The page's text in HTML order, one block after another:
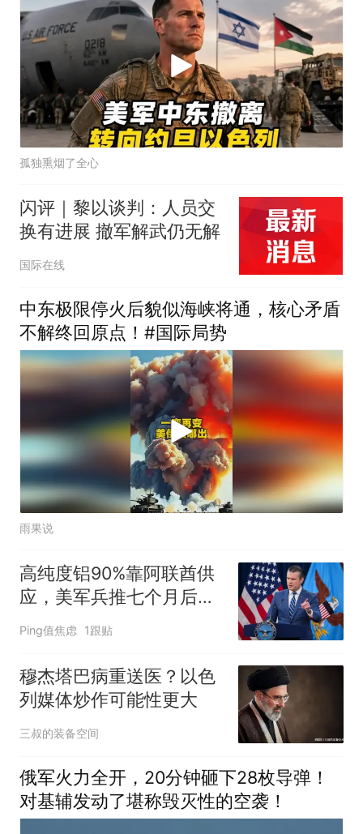
孤独熏烟了全心
闪评｜黎以谈判：人员交
换有进展 撤军解武仍无解
国际在线
中东极限停火后貌似海峡将通，核心矛盾
不解终回原点！#国际局势
雨果说
高纯度铝90%靠阿联酋供
应，美军兵推七个月后伊
朗空袭戳破致命软肋
Ping值焦虑 1跟贴
穆杰塔巴病重送医？以色
列媒体炒作可能性更大
三叔的装备空间
俄军火力全开，20分钟砸下28枚导弹！
对基辅发动了堪称毁灭性的空袭！